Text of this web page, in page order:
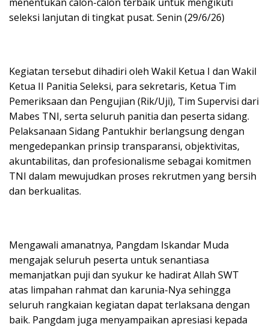
seleksi lanjutan di tingkat pusat. Senin (29/6/26)
Kegiatan tersebut dihadiri oleh Wakil Ketua I dan Wakil
Ketua II Panitia Seleksi, para sekretaris, Ketua Tim
Pemeriksaan dan Pengujian (Rik/Uji), Tim Supervisi dari
Mabes TNI, serta seluruh panitia dan peserta sidang.
Pelaksanaan Sidang Pantukhir berlangsung dengan
mengedepankan prinsip transparansi, objektivitas,
akuntabilitas, dan profesionalisme sebagai komitmen
TNI dalam mewujudkan proses rekrutmen yang bersih
dan berkualitas.
Mengawali amanatnya, Pangdam Iskandar Muda
mengajak seluruh peserta untuk senantiasa
memanjatkan puji dan syukur ke hadirat Allah SWT
atas limpahan rahmat dan karunia-Nya sehingga
seluruh rangkaian kegiatan dapat terlaksana dengan
baik. Pangdam juga menyampaikan apresiasi kepada